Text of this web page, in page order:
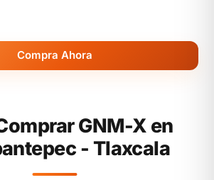
Compra Ahora
GNM-X en
- Tlaxcala